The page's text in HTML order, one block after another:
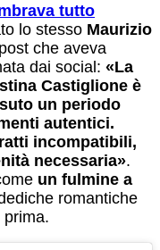
tutto
lo stesso Maurizio
che aveva
dai social: «La
Castiglione è
un periodo
autentici.
incompatibili,
necessaria».
un fulmine a
romantiche